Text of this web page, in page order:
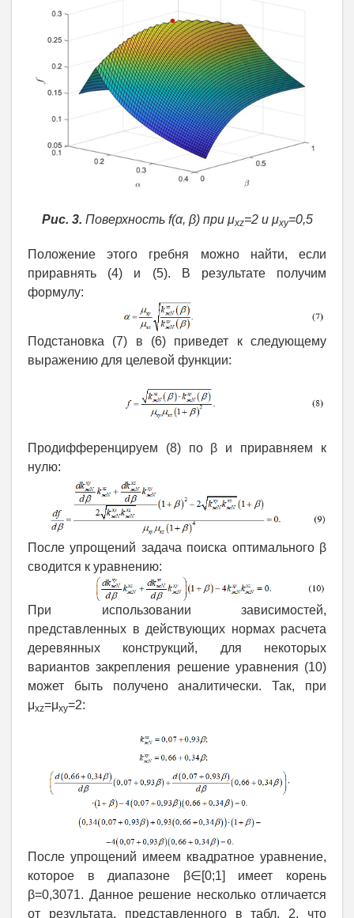
Рис. 3. Поверхность f(α, β) при μxz=2 и μxy=0,5
Положение этого гребня можно найти, если
приравнять (4) и (5). В результате получим
формулу:
Подстановка (7) в (6) приведет к следующему
выражению для целевой функции:
Продифференцируем (8) по β и приравняем к
нулю:
После упрощений задача поиска оптимального β
сводится к уравнению:
При использовании зависимостей,
представленных в действующих нормах расчета
деревянных конструкций, для некоторых
вариантов закрепления решение уравнения (10)
может быть получено аналитически. Так, при
μxz=μxy=2:
После упрощений имеем квадратное уравнение,
которое в диапазоне β∈[0;1] имеет корень
β=0,3071. Данное решение несколько отличается
от результата, представленного в табл. 2, что